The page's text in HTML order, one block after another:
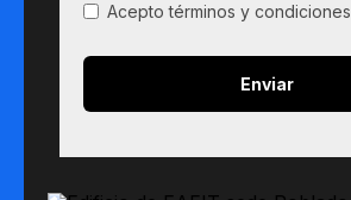
Acepto términos y condiciones